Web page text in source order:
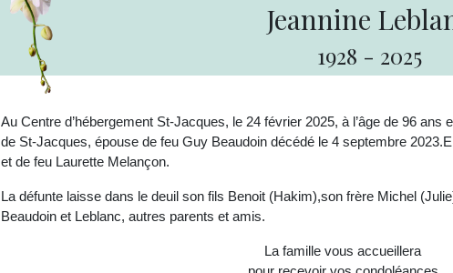
Jeannine
1928 - 2025
Au Centre d’hébergement St-Jacques, le 24 février 2025, à l’âge de 96 ans
de St-Jacques, épouse de feu Guy Beaudoin décédé le 4 septembre 2023.
et de feu Laurette Melançon.
La défunte laisse dans le deuil son fils Benoit (Hakim),son frère Michel
Beaudoin et Leblanc, autres parents et amis.
La famille vous accueillera